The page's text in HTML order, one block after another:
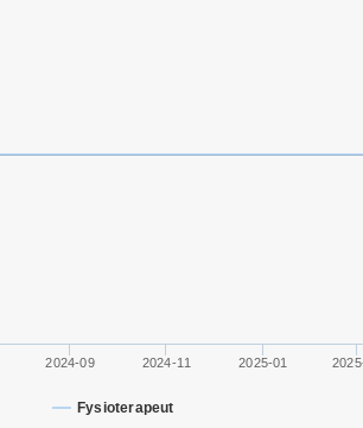
Fysioterapeut
2024-09 2024-11 2025-01